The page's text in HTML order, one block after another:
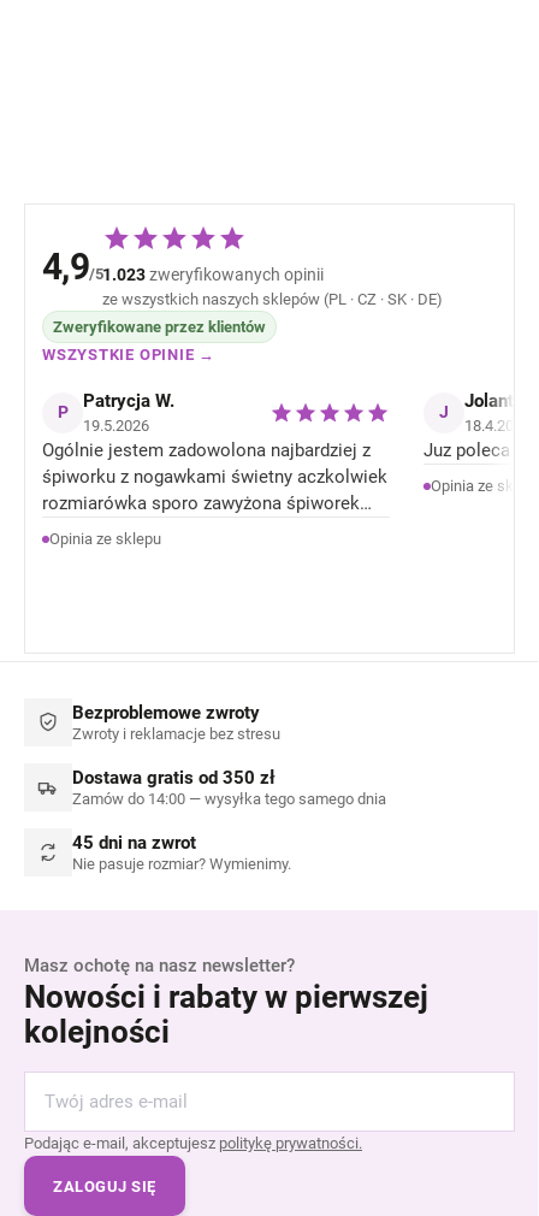
4,9/51.023zweryfikowanych opinii
ze wszystkich naszych sklepów (PL · CZ · SK · DE)
Zweryfikowane przez klientów
WSZYSTKIE OPINIE →
P Patrycja W.
19.5.2026
Ogólnie jestem zadowolona najbardziej z
śpiworku z nogawkami świetny aczkolwiek
rozmiarówka sporo zawyżona śpiworek
rozmiar 92 jest jak 104 rozmiar . Ale
Opinia ze sklepu
J Jolanta
18.4.2026
Juz poleca
Opinia ze
Bezproblemowe zwroty
Zwroty i reklamacje bez stresu
Dostawa gratis od 350 zł
Zamów do 14:00 — wysyłka tego samego dnia
45 dni na zwrot
Nie pasuje rozmiar? Wymienimy.
Masz ochotę na nasz newsletter?
Nowości i rabaty w pierwszej
kolejności
Podając e-mail, akceptujesz politykę prywatności.
ZALOGUJ SIĘ